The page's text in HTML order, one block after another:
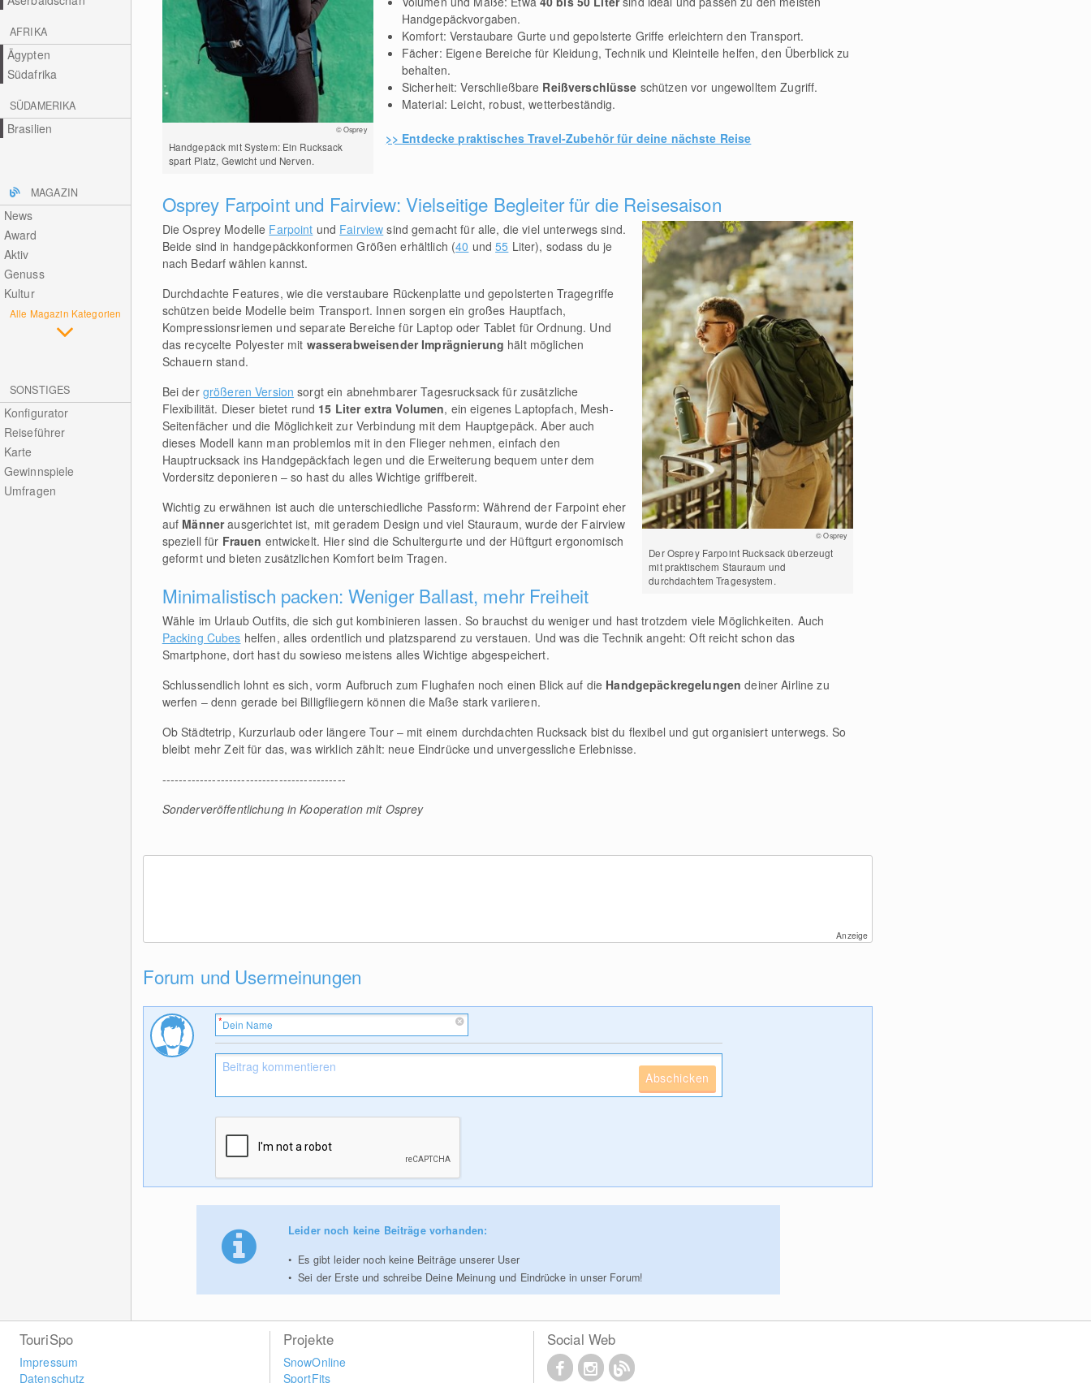
AFRIKA
Ägypten
Südafrika
SÜDAMERIKA
Brasilien
MAGAZIN
News
Award
Aktiv
Genuss
Kultur
Alle Magazin Kategorien
SONSTIGES
Konfigurator
Reiseführer
Karte
Gewinnspiele
Umfragen
© Osprey
Handgepäck mit System: Ein Rucksack
spart Platz, Gewicht und Nerven.
Handgepäckvorgaben.
Komfort: Verstaubare Gurte und gepolsterte Griffe erleichtern den Transport.
Fächer: Eigene Bereiche für Kleidung, Technik und Kleinteile helfen, den Überblick zu
behalten.
Sicherheit: Verschließbare Reißverschlüsse schützen vor ungewolltem Zugriff.
Material: Leicht, robust, wetterbeständig.
>> Entdecke praktisches Travel-Zubehör für deine nächste Reise
Osprey Farpoint und Fairview: Vielseitige Begleiter für die Reisesaison
© Osprey
Der Osprey Farpoint Rucksack überzeugt
mit praktischem Stauraum und
durchdachtem Tragesystem.
Die Osprey Modelle Farpoint und Fairview sind gemacht für alle, die viel unterwegs sind.
Beide sind in handgepäckkonformen Größen erhältlich (40 und55 Liter), sodass du je
nach Bedarf wählen kannst.
Durchdachte Features, wie die verstaubare Rückenplatte und gepolsterten Tragegriffe
schützen beide Modelle beim Transport. Innen sorgen ein großes Hauptfach,
Kompressionsriemen und separate Bereiche für Laptop oder Tablet für Ordnung. Und
das recycelte Polyester mit wasserabweisender Imprägnierung hält möglichen
Schauern stand.
Bei der größeren Version sorgt ein abnehmbarer Tagesrucksack für zusätzliche
Flexibilität. Dieser bietet rund 15 Liter extra Volumen, ein eigenes Laptopfach, Mesh-
Seitenfächer und die Möglichkeit zur Verbindung mit dem Hauptgepäck. Aber auch
dieses Modell kann man problemlos mit in den Flieger nehmen, einfach den
Hauptrucksack ins Handgepäckfach legen und die Erweiterung bequem unter dem
Vordersitz deponieren – so hast du alles Wichtige griffbereit.
Wichtig zu erwähnen ist auch die unterschiedliche Passform: Während der Farpoint eher
auf Männerausgerichtet ist, mit geradem Design und viel Stauraum, wurde der Fairview
speziell für Frauen entwickelt. Hier sind die Schultergurte und der Hüftgurt ergonomisch
geformt und bieten zusätzlichen Komfort beim Tragen.
Minimalistisch packen: Weniger Ballast, mehr Freiheit
Wähle im Urlaub Outfits, die sich gut kombinieren lassen. So brauchst du weniger und hast trotzdem viele Möglichkeiten. Auch
Packing Cubes helfen, alles ordentlich und platzsparend zu verstauen. Und was die Technik angeht: Oft reicht schon das
Smartphone, dort hast du sowieso meistens alles Wichtige abgespeichert.
Schlussendlich lohnt es sich, vorm Aufbruch zum Flughafen noch einen Blick auf die Handgepäckregelungen deiner Airline zu
werfen – denn gerade bei Billigfliegern können die Maße stark variieren.
Ob Städtetrip, Kurzurlaub oder längere Tour – mit einem durchdachten Rucksack bist du flexibel und gut organisiert unterwegs. So
bleibt mehr Zeit für das, was wirklich zählt: neue Eindrücke und unvergessliche Erlebnisse.
--------------------------------------------
Sonderveröffentlichung in Kooperation mit Osprey
Anzeige
Forum und Usermeinungen
Abschicken
Leider noch keine Beiträge vorhanden:
Es gibt leider noch keine Beiträge unserer User
Sei der Erste und schreibe Deine Meinung und Eindrücke in unser Forum!
TouriSpo
Impressum
Datenschutz
Projekte
SnowOnline
SportFits
Social Web